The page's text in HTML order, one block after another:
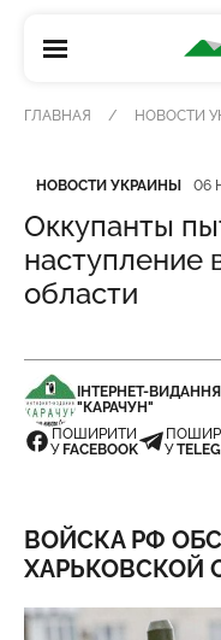
ГЛАВНАЯ НОВОСТИ
Категория
НОВОСТИ УКРАИНЫ
Дата публикации 06
Оккупанты
наступление
области
ІНТЕРНЕТ-ВИДАННЯ
"КАРАЧУН"
ПОШИРИТИ
У FACEBOOK
У
ВОЙСКА РФ
ХАРЬКОВСКОЙ